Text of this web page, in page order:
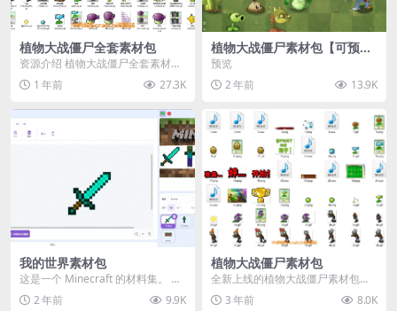
植物大战僵尸全套素材包
资源介绍 植物大战僵尸全套素材
包，包含227个丰富多样的素材，
涵盖角色、背景、动...
1 年前 27.3K
植物大战僵尸素材包【可预
览】
预览
2 年前
13.9K
我的世界素材包
这是一个 Minecraft 的材料集。 操
作方法如下： 工具 → 右箭头 怪物...
2 年前 9.9K
植物大战僵尸素材包
全新上线的植物大战僵尸素材包，
内含48个精选资源，涵盖角色、场
景、音效等多样内容...
3 年前 8.0K